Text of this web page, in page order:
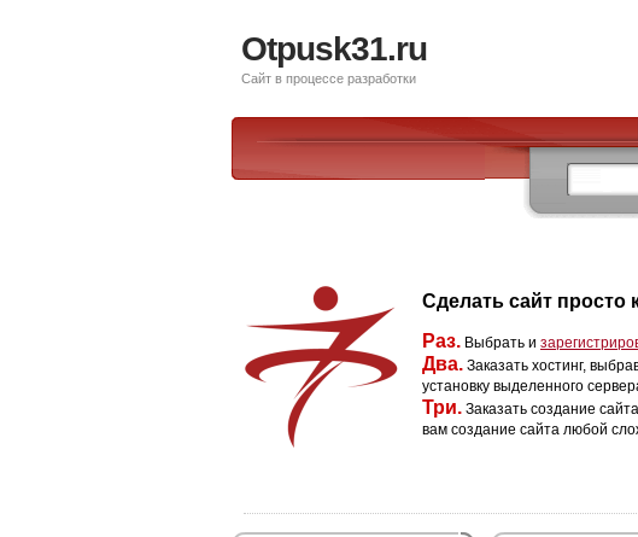
Otpusk31.ru
Сайт в процессе разработки
Сделать сайт просто
Раз. Выбрать и
Два. Заказать хостинг,
установку выделенного
Три. Заказать создание
вам создание сайта любой